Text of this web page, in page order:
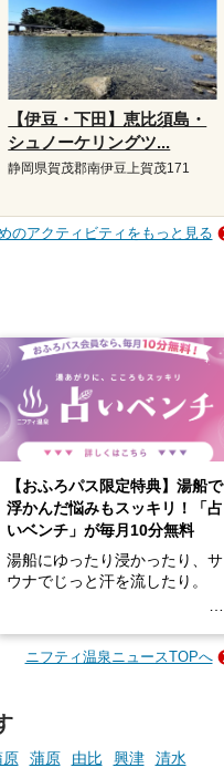
【伊豆・下田】恵比須島・
シュノーケリングツ...
静岡県賀茂郡南伊豆上賀茂171
のアクティビティをもっと見る
【おふろパス限定特典】湯船で
浮かんだ悩みもスッキリ！「占
いベンチ」が毎月10分無料
湯船にゆったり浸かったり、サ
ウナでじっと汗を流したり。
そんな「一人でぼんやり過ごす
でくることはありませんか？
ニフティ温泉ニュースTOPへ
原 蒲原 由比 興津
清水